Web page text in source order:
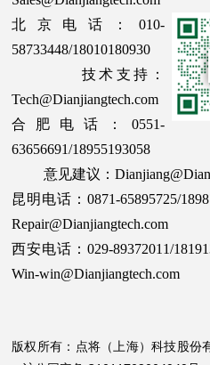
北京电话：010-
58733448/18010180930
技术支持：
Tech@Dianjiangtech.com
合肥电话：0551-
63656691/18955193058
意见建议：
昆明电话：0871-
Repair@Dianjiangtech.com
西安电话：029-89372011/
Win-win@Dianjiangtech.com
版权所有：点将（上海）科技股